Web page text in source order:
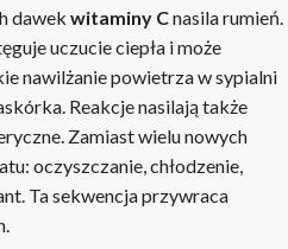
dawek witaminy Cnasila rumień.
uczucie ciepła i może
nawilżanie powietrza w sypialni
Reakcje nasilają także
Zamiast wielu nowych
oczyszczanie, chłodzenie,
Ta sekwencja przywraca